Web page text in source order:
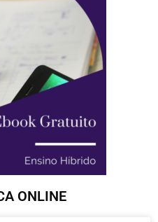
ONLINE